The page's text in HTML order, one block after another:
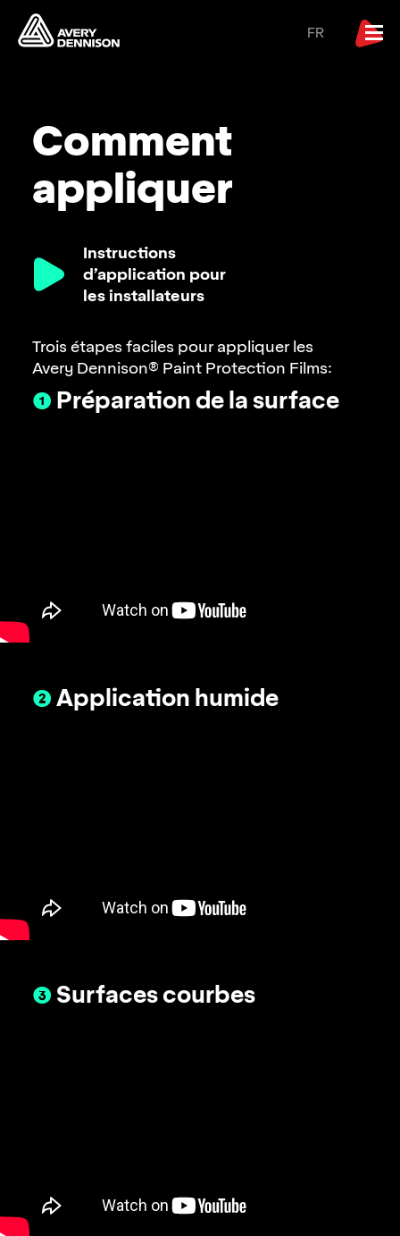
FR
Comment
appliquer
Instructions
d’application pour
les installateurs
Trois étapes faciles pour appliquer les
Avery Dennison® Paint Protection Films:
❶ Préparation de la surface
❷Application humide
❸ Surfaces courbes